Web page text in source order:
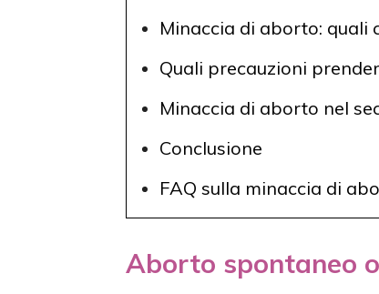
Minaccia di aborto: quali
Quali precauzioni
Minaccia di aborto nel
Conclusione
FAQ sulla minaccia di
Aborto spontaneo